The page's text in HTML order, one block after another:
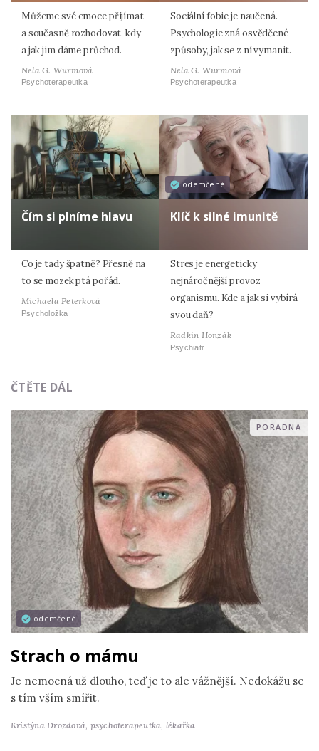
Můžeme své emoce přijímat
a současně rozhodovat, kdy
a jak jim dáme průchod.
Nela G. Wurmová
Psychoterapeutka
Sociální fobie je naučená.
Psychologie zná osvědčené
způsoby, jak se z ní vymanit.
Nela G. Wurmová
Psychoterapeutka
Čím si plníme hlavu
Co je tady špatně? Přesně na
to se mozek ptá pořád.
Michaela Peterková
Psycholožka
odemčené
Klíč k silné imunitě
Stres je energeticky
nejnáročnější provoz
organismu. Kde a jak si vybírá
svou daň?
Radkin Honzák
Psychiatr
ČTĚTE DÁL
odemčené
PORADNA
Strach o mámu
Je nemocná už dlouho, teď je to ale vážnější. Nedokážu se
s tím vším smířit.
Kristýna Drozdová, psychoterapeutka, lékařka